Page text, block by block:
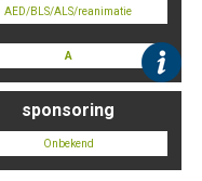
AED/BLS/ALS/reanimatie
A
sponsoring
Onbekend